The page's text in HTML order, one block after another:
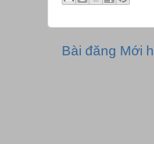
Bài đăng Mới